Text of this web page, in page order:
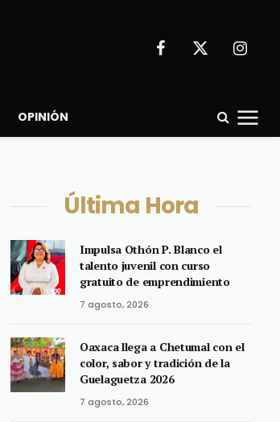
Facebook
X
OPINIÓN
Última Hora
Impulsa Othón P. Blanco el
talento juvenil con curso
gratuito de emprendimiento
7 agosto, 2026
Oaxaca llega a Chetumal con el
color, sabor y tradición de la
Guelaguetza 2026
7 agosto, 2026